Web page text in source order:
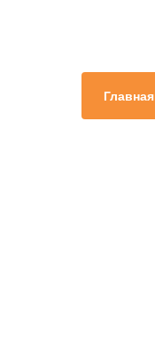
Главная